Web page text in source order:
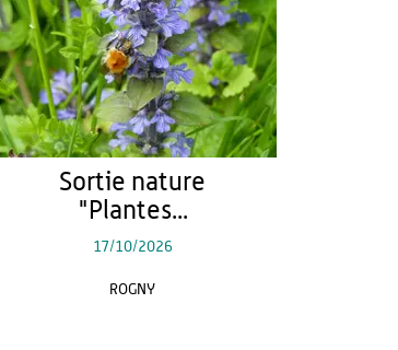
Sortie nature
"Plantes...
17/10/2026
ROGNY